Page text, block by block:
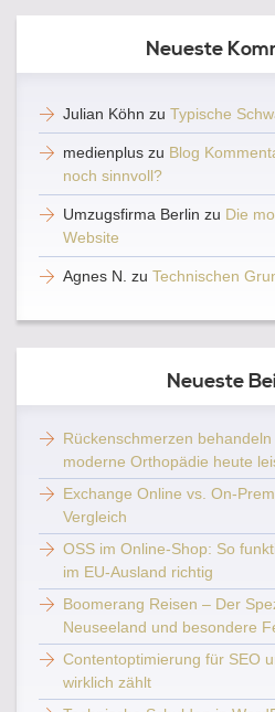
Neueste
Julian Köhn zu Typische
medienplus zu Blog
noch sinnvoll?
Umzugsfirma Berlin zu Die
Website
Agnes N. zu Technischen
Neueste
Rückenschmerzen
moderne Orthopädie heute
Exchange Online vs. On-
Vergleich
OSS im Online-Shop: So
im EU-Ausland richtig
Boomerang Reisen – Der
Neuseeland und besondere
Contentoptimierung für SEO
wirklich zählt